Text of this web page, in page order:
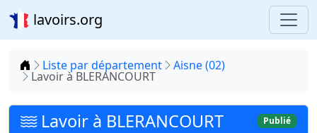
lavoirs.org
Accueil
Liste par département Aisne (02)
Lavoir à BLERANCOURT
Lavoir à BLERANCOURT Publié